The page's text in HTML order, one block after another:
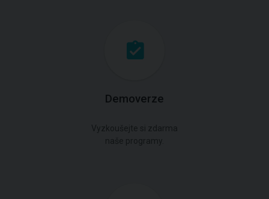
Demoverze